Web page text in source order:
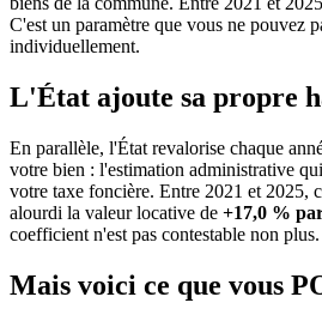
C'est un paramètre que vous ne pouvez
individuellement.
L'État ajoute sa propre
En parallèle, l'État revalorise chaque
votre bien : l'estimation administrative
votre taxe foncière. Entre 2021 et 2025,
alourdi la valeur locative de +17,0 %
coefficient n'est pas contestable non plus.
Mais voici ce que vous